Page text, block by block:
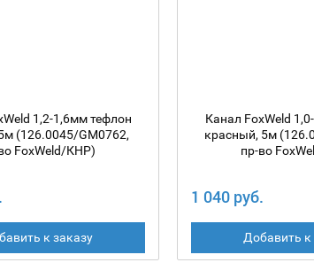
1,2-1,6мм тефлон
(126.0045/GM0762,
FoxWeld/КНР)
к заказу
Канал FoxWeld
красный, 5м
пр-во
1 040 руб.
Добавить к